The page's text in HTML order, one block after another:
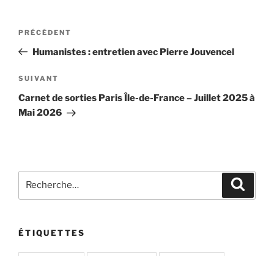
Navigation
l’article
Article
précédent
PRÉCÉDENT
Humanistes : entretien avec Pierre Jouvencel
Article
suivant
SUIVANT
Carnet de sorties Paris Île-de-France – Juillet 2025 à
Mai 2026
pour
ÉTIQUETTES